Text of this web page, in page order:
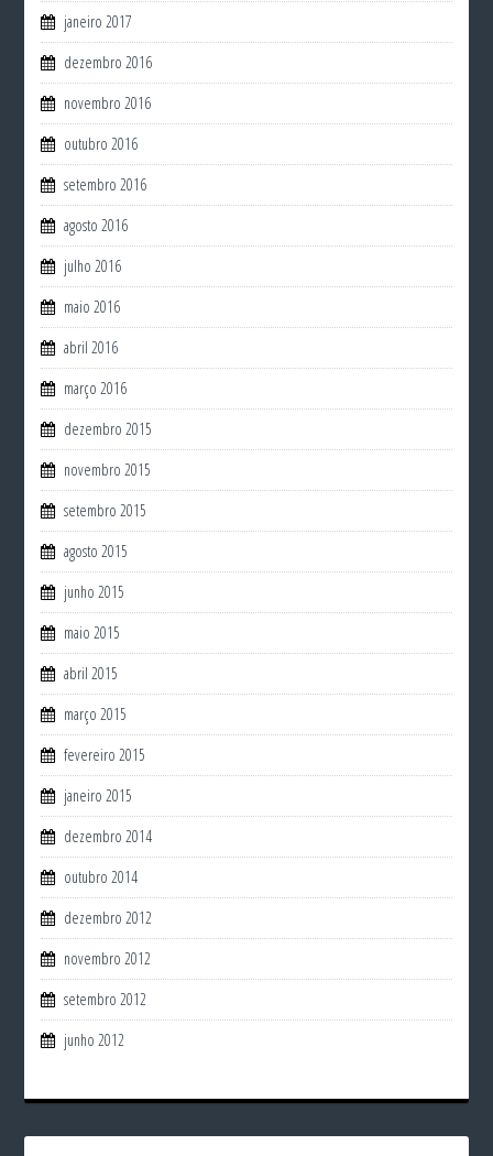
janeiro 2017
dezembro 2016
novembro 2016
outubro 2016
setembro 2016
agosto 2016
julho 2016
maio 2016
abril 2016
março 2016
dezembro 2015
novembro 2015
setembro 2015
agosto 2015
junho 2015
maio 2015
abril 2015
março 2015
fevereiro 2015
janeiro 2015
dezembro 2014
outubro 2014
dezembro 2012
novembro 2012
setembro 2012
junho 2012